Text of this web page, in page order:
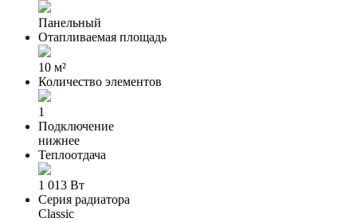
Панельный
Отапливаемая площадь
10 м²
Количество элементов
1
Подключение
нижнее
Теплоотдача
1 013 Вт
Серия радиатора
Classic